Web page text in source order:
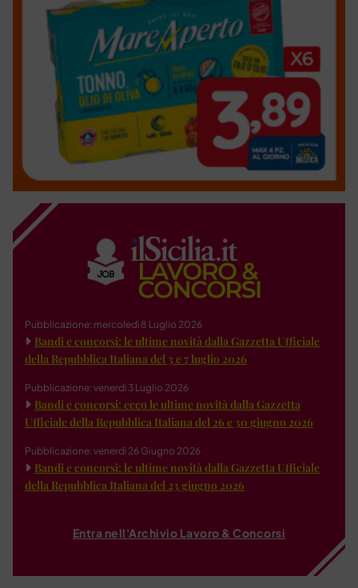
Pubblicazione: mercoledì 8 Luglio 2026
Bandi e concorsi: le ultime novità dalla Gazzetta Ufficiale
della Repubblica Italiana del 3 e 7 luglio 2026
Pubblicazione: venerdì 3 Luglio 2026
Bandi e concorsi: ecco le ultime novità dalla Gazzetta
Ufficiale della Repubblica Italiana del 26 e 30 giugno 2026
Pubblicazione: venerdì 26 Giugno 2026
Bandi e concorsi: le ultime novità dalla Gazzetta Ufficiale
della Repubblica Italiana del 23 giugno 2026
Entra nell'Archivio Lavoro & Concorsi